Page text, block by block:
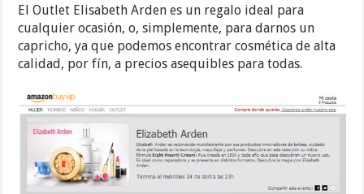
El Outlet Elisabeth Arden es un regalo ideal para
cualquier ocasión, o, simplemente, para darnos un
capricho, ya que podemos encontrar cosmética de alta
calidad, por fín, a precios asequibles para todas.